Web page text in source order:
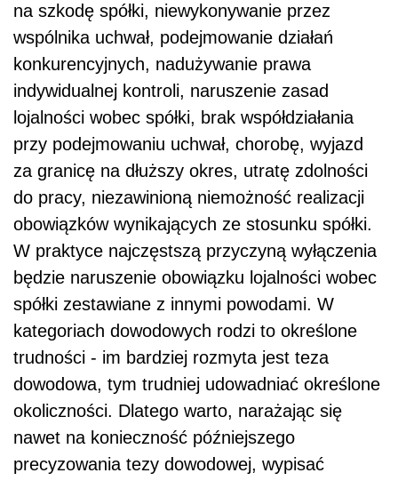
na szkodę spółki, niewykonywanie przez
wspólnika uchwał, podejmowanie działań
konkurencyjnych, nadużywanie prawa
indywidualnej kontroli, naruszenie zasad
lojalności wobec spółki, brak współdziałania
przy podejmowaniu uchwał, chorobę, wyjazd
za granicę na dłuższy okres, utratę zdolności
do pracy, niezawinioną niemożność realizacji
obowiązków wynikających ze stosunku spółki.
W praktyce najczęstszą przyczyną wyłączenia
będzie naruszenie obowiązku lojalności wobec
spółki zestawiane z innymi powodami. W
kategoriach dowodowych rodzi to określone
trudności - im bardziej rozmyta jest teza
dowodowa, tym trudniej udowadniać określone
okoliczności. Dlatego warto, narażając się
nawet na konieczność późniejszego
precyzowania tezy dowodowej, wypisać